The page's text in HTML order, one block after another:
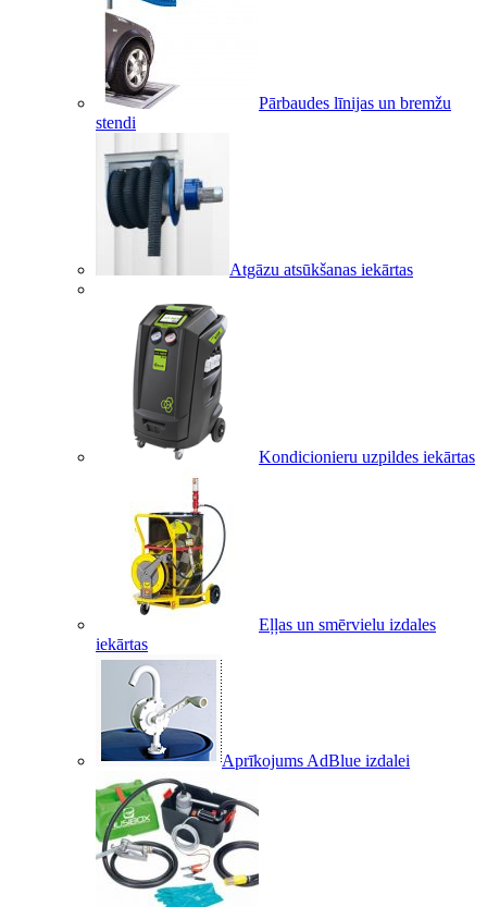
Pārbaudes līnijas un bremžu
stendi
Atgāzu atsūkšanas iekārtas
Kondicionieru uzpildes iekārtas
Eļļas un smērvielu izdales
iekārtas
Aprīkojums AdBlue izdalei